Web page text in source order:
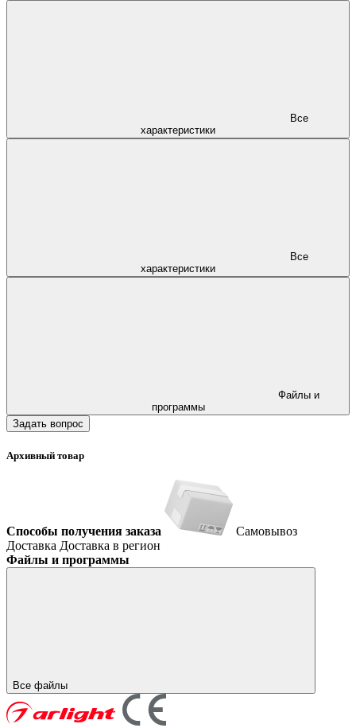
характеристики
характеристики
программы
Задать вопрос
Архивный товар
Способы получения заказа
Самовывоз
Доставка Доставка в регион
Файлы и программы
Все файлы